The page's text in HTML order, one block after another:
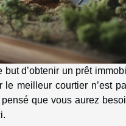
d’obtenir un prêt
le meilleur courtier n’est
que vous aurez